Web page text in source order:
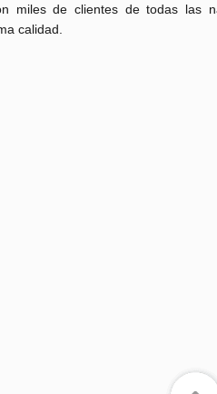
miles de clientes de todas las
calidad.